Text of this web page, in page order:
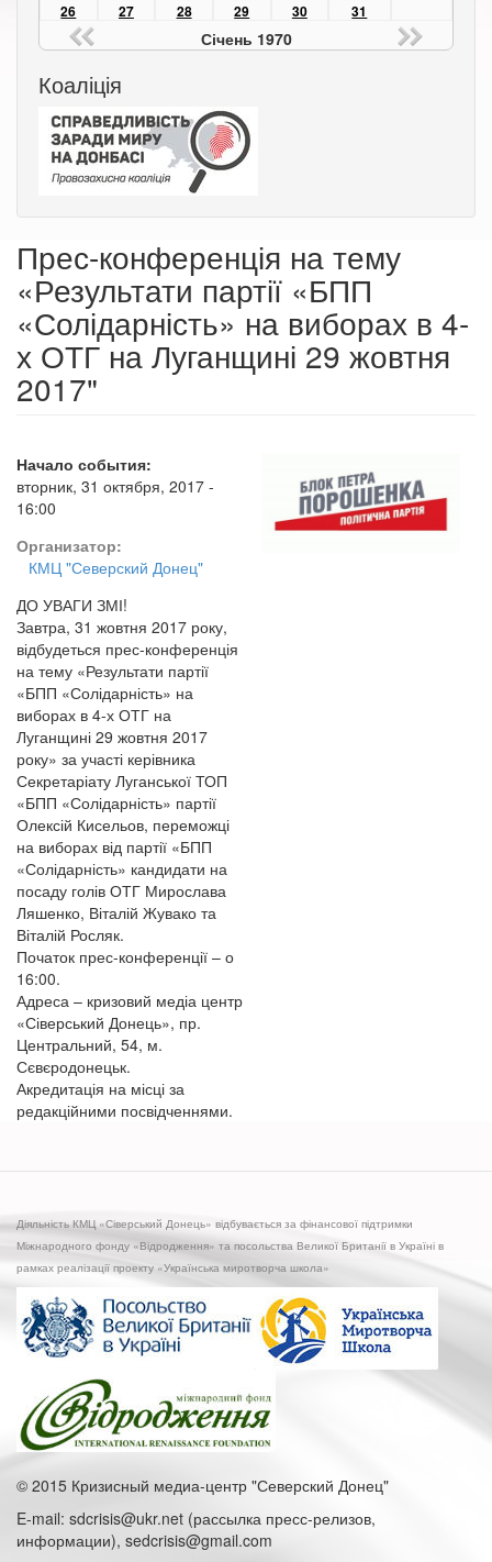
26
27 28 29 30 31
Січень 1970
Коаліція
Прес-конференція на тему
«Результати партії «БПП
«Солідарність» на виборах в 4-
х ОТГ на Луганщині 29 жовтня
2017"
Начало события:
вторник, 31 октября, 2017 -
16:00
Организатор:
КМЦ "Северский Донец"
ДО УВАГИ ЗМІ!
Завтра, 31 жовтня 2017 року,
відбудеться прес-конференція
на тему «Результати партії
«БПП «Солідарність» на
виборах в 4-х ОТГ на
Луганщині 29 жовтня 2017
року» за участі керівника
Секретаріату Луганської ТОП
«БПП «Солідарність» партії
Олексій Кисельов, переможці
на виборах від партії «БПП
«Солідарність» кандидати на
посаду голів ОТГ Мирослава
Ляшенко, Віталій Жувако та
Віталій Росляк.
Початок прес-конференції – о
16:00.
Адреса – кризовий медіа центр
«Сіверський Донець», пр.
Центральний, 54, м.
Сєвєродонецьк.
Акредитація на місці за
редакційними посвідченнями.
Діяльність КМЦ «Сіверський Донець» відбувається за фінансової підтримки
Міжнародного фонду «Відродження» та посольства Великої Британії в Україні в
рамках реалізації проекту «Українська миротворча школа»
© 2015 Кризисный медиа-центр "Северский Донец"
E-mail: sdcrisis@ukr.net (рассылка пресс-релизов,
информации), sedcrisis@gmail.com